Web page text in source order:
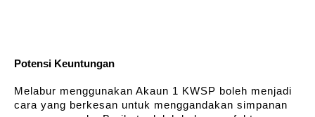
Potensi Keuntungan
Melabur menggunakan Akaun 1 KWSP boleh menjadi
cara yang berkesan untuk menggandakan simpanan